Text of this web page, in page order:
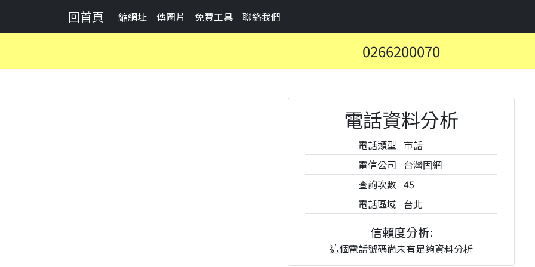
回首頁 縮網址 傳圖片 免費工具 聯絡我們
0266200070
電話資料分析
電話類型 市話
電信公司 台灣固網
查詢次數 45
電話區域 台北
信賴度分析:
這個電話號碼尚未有足夠資料分析